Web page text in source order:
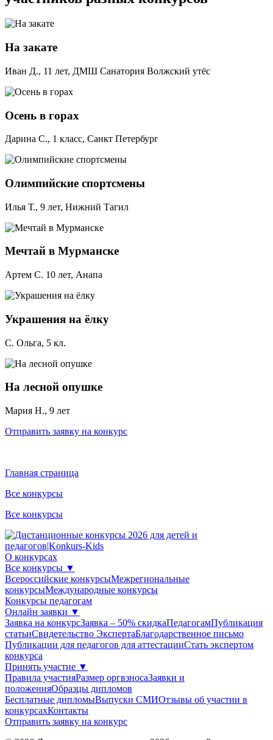
На закате
Иван Д., 11 лет, ДМШ Санатория Волжский утёс
Осень в горах
Дарина С., 1 класс, Санкт Петербург
Олимпийские спортсмены
Илья Т., 9 лет, Нижний Тагил
Мечтай в Мурманске
Артем С. 10 лет, Анапа
Украшения на ёлку
С. Ольга, 5 кл.
На лесной опушке
Мария Н., 9 лет
Отправить заявку на конкурс
Главная страница
Все конкурсы
Все конкурсы
О конкурсах
Все конкурсы ▼
Всероссийские конкурсыМежрегиональные
конкурсыМеждународные конкурсы
Конкурсы педагогам
Онлайн заявки ▼
Заявка на конкурсЗаявка – 50% скидкаПедагогамПубликация
статьиСвидетельство ЭкспертаБлагодарcтвенное письмо
Публикации для педагогов для аттестацииСтать экспертом
конкурса
Принять участие ▼
Правила участияРазмер оргвзносаЗаявки и
положенияОбразцы дипломов
Бесплатные дипломыВыпуски СМИОтзывы об участии в
конкурсахКонтакты
Отправить заявку на конкурс